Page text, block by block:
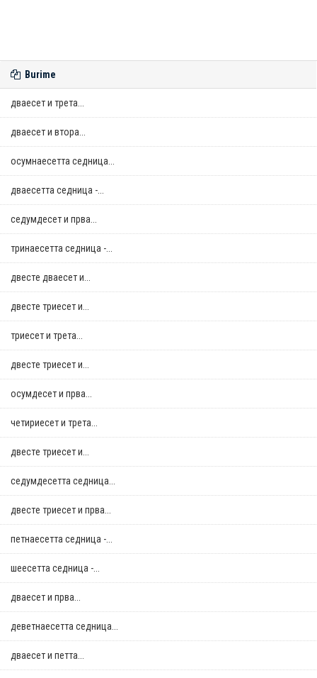
Burime
дваесет и трета...
дваесет и втора...
осумнaесетта седница...
дваесетта седница -...
седумдесет и прва...
тринаесетта седница -...
двестe дваесет и...
двестe триесет и...
триесет и трета...
двестe триесет и...
осумдесет и прва...
четириесет и трета...
двестe триесет и...
седумдесетта седница...
двестe триесет и прва...
петнаесетта седница -...
шеесетта седница -...
дваесет и прва...
деветнаесетта седница...
дваесет и петта...